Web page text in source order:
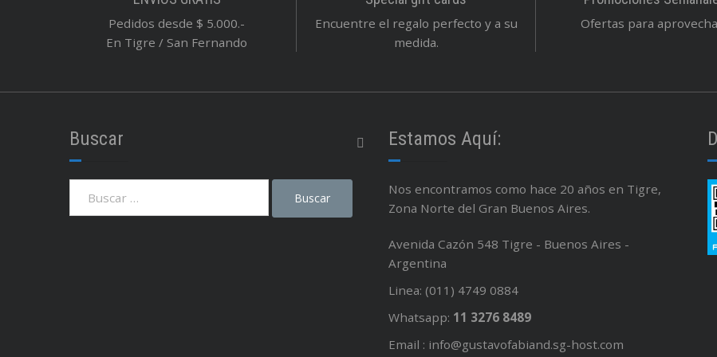
Pedidos desde $ 5.000.-
En Tigre / San Fernando
Encuentre el regalo perfecto y a su
medida.
Ofertas para
Buscar Estamos Aquí:
Nos encontramos como hace 20 años en Tigre,
Zona Norte del Gran Buenos Aires.
Avenida Cazón 548 Tigre - Buenos Aires -
Argentina
Linea: (011) 4749 0884
Whatsapp: 11 3276 8489
Email : info@gustavofabiand.sg-host.com